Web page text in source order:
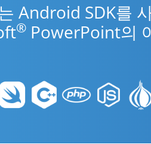
Android SDK를
® PowerPoint의